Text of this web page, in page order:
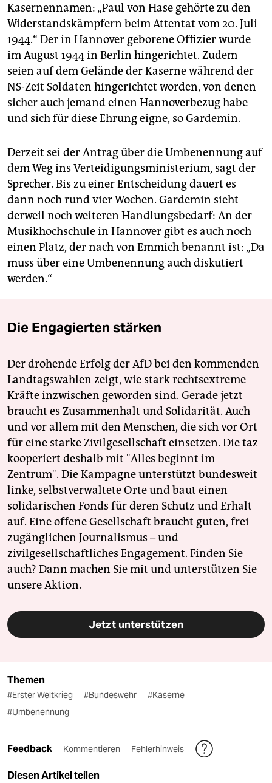
Kasernennamen: „Paul von Hase gehörte zu den
Widerstandskämpfern beim Attentat vom 20. Juli
1944.“ Der in Hannover geborene Offizier wurde
im August 1944 in Berlin hingerichtet. Zudem
seien auf dem Gelände der Kaserne während der
NS-Zeit Soldaten hingerichtet worden, von denen
sicher auch jemand einen Hannoverbezug habe
und sich für diese Ehrung eigne, so Gardemin.
Derzeit sei der Antrag über die Umbenennung auf
dem Weg ins Verteidigungsministerium, sagt der
Sprecher. Bis zu einer Entscheidung dauert es
dann noch rund vier Wochen. Gardemin sieht
derweil noch weiteren Handlungsbedarf: An der
Musikhochschule in Hannover gibt es auch noch
einen Platz, der nach von Emmich benannt ist: „Da
muss über eine Umbenennung auch diskutiert
werden.“
Die Engagierten stärken
Der drohende Erfolg der AfD bei den kommenden
Landtagswahlen zeigt, wie stark rechtsextreme
Kräfte inzwischen geworden sind. Gerade jetzt
braucht es Zusammenhalt und Solidarität. Auch
und vor allem mit den Menschen, die sich vor Ort
für eine starke Zivilgesellschaft einsetzen. Die taz
kooperiert deshalb mit "Alles beginnt im
Zentrum". Die Kampagne unterstützt bundesweit
linke, selbstverwaltete Orte und baut einen
solidarischen Fonds für deren Schutz und Erhalt
auf. Eine offene Gesellschaft braucht guten, frei
zugänglichen Journalismus – und
zivilgesellschaftliches Engagement. Finden Sie
auch? Dann machen Sie mit und unterstützen Sie
unsere Aktion.
Jetzt unterstützen
Themen
#Erster Weltkrieg #Bundeswehr
#Kaserne
#Umbenennung
Feedback Kommentieren Fehlerhinweis
Diesen Artikel teilen